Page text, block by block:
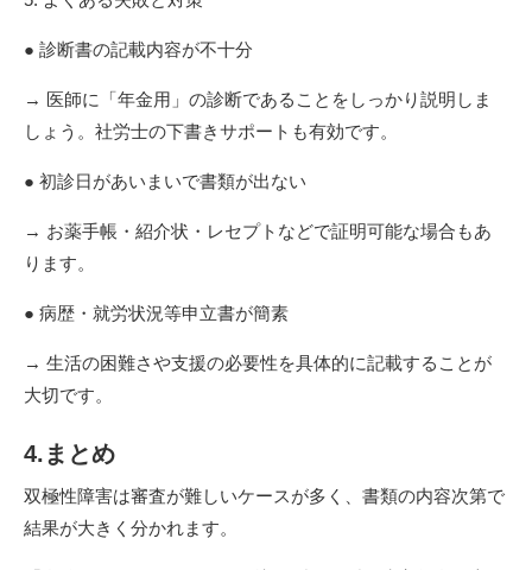
● 診断書の記載内容が不十分
→ 医師に「年金用」の診断であることをしっかり説明しま
しょう。社労士の下書きサポートも有効です。
● 初診日があいまいで書類が出ない
→ お薬手帳・紹介状・レセプトなどで証明可能な場合もあ
ります。
● 病歴・就労状況等申立書が簡素
→ 生活の困難さや支援の必要性を具体的に記載することが
大切です。
4.まとめ
双極性障害は審査が難しいケースが多く、書類の内容次第で
結果が大きく分かれます。